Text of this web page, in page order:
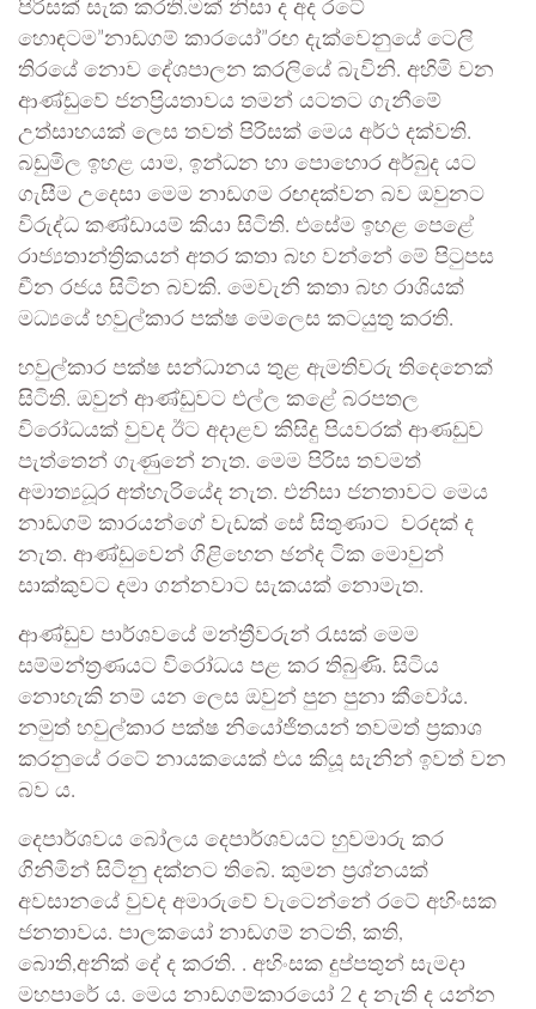
පිරිසක් සැක කරති.මක් නිසා ද අද රටේ
හොඳටම”නාඩගම් කාරයෝ”රඟ දැක්වෙනුයේ ටෙලි
තිරයේ නොව දේශපාලන කරලියේ බැවිනි. අහිමි වන
ආණ්ඩුවේ ජනප්‍රියතාවය තමන් යටතට ගැනීමේ
උත්සාහයක් ලෙස තවත් පිරිසක් මෙය අර්ථ දක්වති.
බඩුමිල ඉහළ යාම, ඉන්ධන හා පොහොර අර්බුද යට
ගැසීම උදෙසා මෙම නාඩගම රඟදක්වන බව ඔවුනට
විරුද්ධ කණ්ඩායම් කියා සිටිති. එසේම ඉහළ පෙළේ
රාජ්‍යතාන්ත්‍රිකයන් අතර කතා බහ වන්නේ මේ පිටුපස
චීන රජය සිටින බවකි. මෙවැනි කතා බහ රාශියක්
මධ්‍යයේ හවුල්කාර පක්ෂ මෙලෙස කටයුතු කරති.
හවුල්කාර පක්ෂ සන්ධානය තුළ ඇමතිවරු තිදෙනෙක්
සිටිති. ඔවුන් ආණ්ඩුවට එල්ල කළේ බරපතල
විරෝධයක් වුවද ඊට අදාළව කිසිදු පියවරක් ආණඩුව
පැත්තෙන් ගැණුනේ නැත. මෙම පිරිස තවමත්
අමාත්‍යධූර අත්හැරියේද නැත. එනිසා ජනතාවට මෙය
නාඩගම් කාරයන්ගේ වැඩක් සේ සිතුණාට වරදක් ද
නැත. ආණ්ඩුවෙන් ගිළිහෙන ඡන්ද ටික මොවුන්
සාක්කුවට දමා ගන්නවාට සැකයක් නොමැත.
ආණ්ඩුව පාර්ශවයේ මන්ත්‍රීවරුන් රැසක් මෙම
සම්මන්ත්‍රණයට විරෝධය පළ කර තිබුණි. සිටිය
නොහැකි නම් යන ලෙස ඔවුන් පුන පුනා කීවෝය.
නමුත් හවුල්කාර පක්ෂ නියෝජිතයන් තවමත් ප්‍රකාශ
කරනුයේ රටේ නායකයෙක් එය කියූ සැනින් ඉවත් වන
බව ය.
දෙපාර්ශවය බෝලය දෙපාර්ශවයට හුවමාරු කර
ගිනිමින් සිටිනු දක්නට තිබේ. කුමන ප්‍රශ්නයක්
අවසානයේ වුවද අමාරුවේ වැටෙන්නේ රටේ අහිංසක
ජනතාවය. පාලකයෝ නාඩගම් නටති, කති,
බොති,අනික් දේ ද කරති. . අහිංසක දුප්පතුන් සැමදා
මහපාරේ ය. මෙය නාඩගම්කාරයෝ 2 ද නැති ද යන්න